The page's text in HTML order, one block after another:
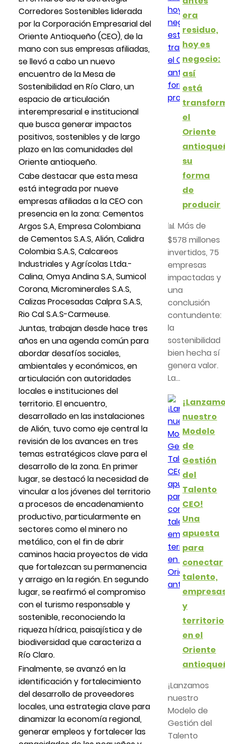
Corredores Sostenibles liderada
por la Corporación Empresarial del
Oriente Antioqueño (CEO), de la
mano con sus empresas afiliadas,
se llevó a cabo un nuevo
encuentro de la Mesa de
Sostenibilidad en Río Claro, un
espacio de articulación
interempresarial e institucional
que busca generar impactos
positivos, sostenibles y de largo
plazo en las comunidades del
Oriente antioqueño.
Cabe destacar que esta mesa
está integrada por nueve
empresas afiliadas a la CEO con
presencia en la zona: Cementos
Argos S.A, Empresa Colombiana
de Cementos S.A.S, Alión, Calidra
Colombia S.A.S, Calcareos
Industriales y Agrícolas Ltda.-
Calina, Omya Andina S.A, Sumicol
Corona, Microminerales S.A.S,
Calizas Procesadas Calpra S.A.S,
Rio Cal S.A.S-Carmeuse.
Juntas, trabajan desde hace tres
años en una agenda común para
abordar desafíos sociales,
ambientales y económicos, en
articulación con autoridades
locales e instituciones del
territorio. El encuentro,
desarrollado en las instalaciones
de Alión, tuvo como eje central la
revisión de los avances en tres
temas estratégicos clave para el
desarrollo de la zona. En primer
lugar, se destacó la necesidad de
vincular a los jóvenes del territorio
a procesos de encadenamiento
productivo, particularmente en
sectores como el minero no
metálico, con el fin de abrir
caminos hacia proyectos de vida
que fortalezcan su permanencia
y arraigo en la región. En segundo
lugar, se reafirmó el compromiso
con el turismo responsable y
sostenible, reconociendo la
riqueza hídrica, paisajística y de
biodiversidad que caracteriza a
Río Claro.
Finalmente, se avanzó en la
identificación y fortalecimiento
del desarrollo de proveedores
locales, una estrategia clave para
dinamizar la economía regional,
generar empleos y fortalecer las
era
residuo,
hoy es
negocio:
así
está
el
Oriente
su
forma
de
producir
📊 Más de
$578 millones
invertidos, 75
empresas
impactadas y
una
conclusión
contundente:
la
sostenibilidad
bien hecha sí
genera valor.
La...
nuestro
Modelo
de
Gestión
del
Talento
CEO!
Una
apuesta
para
conectar
talento,
y
territorio
en el
Oriente
¡Lanzamos
nuestro
Modelo de
Gestión del
Talento